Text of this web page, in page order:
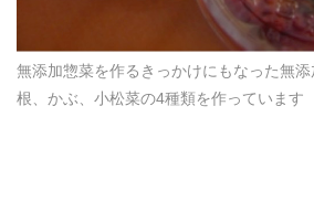
無添加惣菜を作るきっかけにもなった無
根、かぶ、小松菜の4種類を作っています